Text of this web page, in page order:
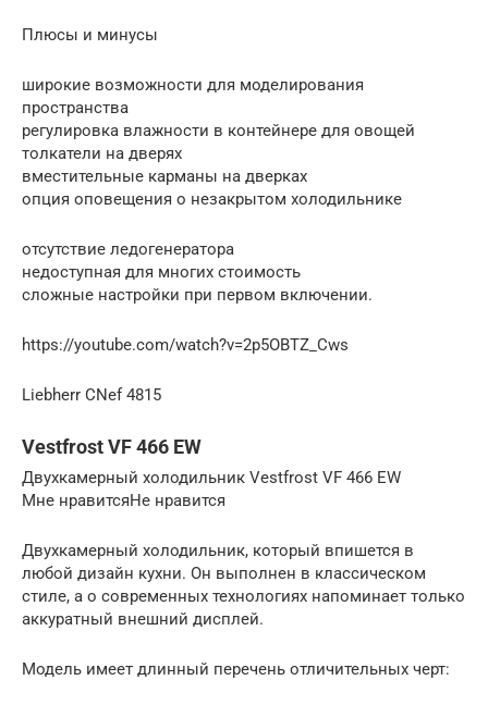
Плюсы и минусы
широкие возможности для моделирования
пространства
регулировка влажности в контейнере для овощей
толкатели на дверях
вместительные карманы на дверках
опция оповещения о незакрытом холодильнике
отсутствие ледогенератора
недоступная для многих стоимость
сложные настройки при первом включении.
https://youtube.com/watch?v=2p5OBTZ_Cws
Liebherr CNef 4815
Vestfrost VF 466 EW
Двухкамерный холодильник Vestfrost VF 466 EW
Мне нравитсяНе нравится
Двухкамерный холодильник, который впишется в
любой дизайн кухни. Он выполнен в классическом
стиле, а о современных технологиях напоминает только
аккуратный внешний дисплей.
Модель имеет длинный перечень отличительных черт: